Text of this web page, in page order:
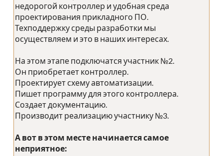
недорогой контроллер и удобная среда
проектирования прикладного ПО.
Техподдержку среды разработки мы
осуществляем и это в наших интересах.
На этом этапе подключатся участник №2.
Он приобретает контроллер.
Проектирует схему автоматизации.
Пишет программу для этого контроллера.
Создает документацию.
Производит реализацию участнику №3.
А вот в этом месте начинается самое
неприятное: